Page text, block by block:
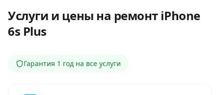
Услуги и цены на ремонтiPhone
6s Plus
Гарантия 1 год на все услуги